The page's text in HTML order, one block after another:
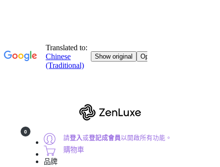
請登入或登記成會員以開啟所有功能。
0
購物車
品牌